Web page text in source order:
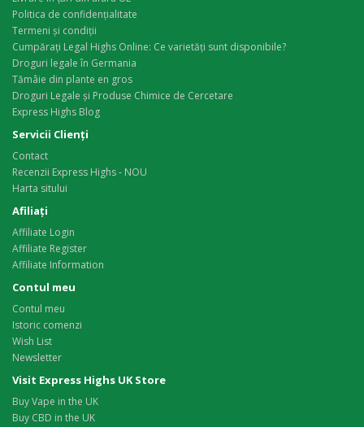
Politica de confidențialitate
Termeni și condiții
Cumpărați Legal Highs Online: Ce varietăți sunt disponibile?
Droguri legale în Germania
Tămâie din plante en gros
Droguri Legale și Produse Chimice de Cercetare
Express Highs Blog
Servicii Clienţi
Contact
Recenzii Express Highs - NOU
Harta sitului
Afiliaţi
Affiliate Login
Affiliate Register
Affiliate Information
Contul meu
Contul meu
Istoric comenzi
Wish List
Newsletter
Visit Express Highs UK Store
Buy Vape in the UK
Buy CBD in the UK